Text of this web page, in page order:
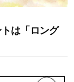
は「ロング